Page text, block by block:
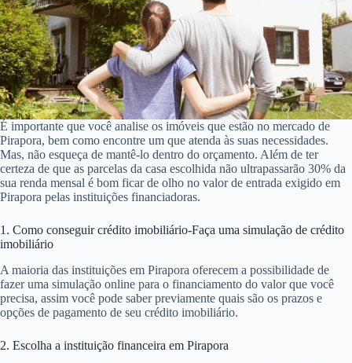
É importante que você analise os imóveis que estão no mercado de
Pirapora, bem como encontre um que atenda às suas necessidades.
Mas, não esqueça de mantê-lo dentro do orçamento. Além de ter
certeza de que as parcelas da casa escolhida não ultrapassarão 30% da
sua renda mensal é bom ficar de olho no valor de entrada exigido em
Pirapora pelas instituições financiadoras.
1. Como conseguir crédito imobiliário-Faça uma simulação de crédito
imobiliário
A maioria das instituições em Pirapora oferecem a possibilidade de
fazer uma simulação online para o financiamento do valor que você
precisa, assim você pode saber previamente quais são os prazos e
opções de pagamento de seu crédito imobiliário.
2. Escolha a instituição financeira em Pirapora